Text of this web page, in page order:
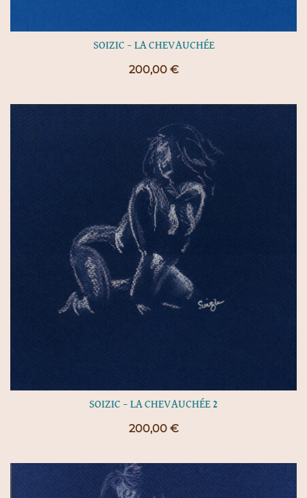
SOIZIC – LA CHEVAUCHÉE
200,00 €
SOIZIC – LA CHEVAUCHÉE 2
200,00 €